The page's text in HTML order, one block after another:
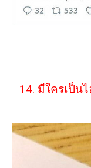
14. มีใครเป็น